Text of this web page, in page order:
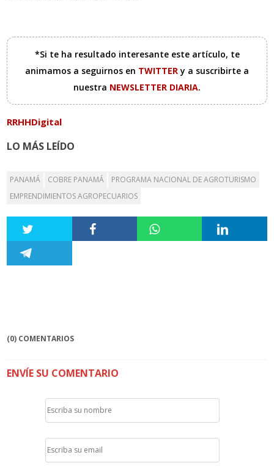
*Si te ha resultado interesante este artículo, te
animamos a seguirnos en TWITTERy a suscribirte a
nuestra NEWSLETTER DIARIA.
RRHHDigital
LO MÁS LEÍDO
PANAMÁ COBRE PANAMÁ
PROGRAMA NACIONAL DE AGROTURISMO
EMPRENDIMIENTOS AGROPECUARIOS
(0) COMENTARIOS
ENVÍE SU COMENTARIO